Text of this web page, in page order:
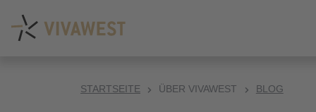
STARTSEITE ÜBER VIVAWEST BLOG